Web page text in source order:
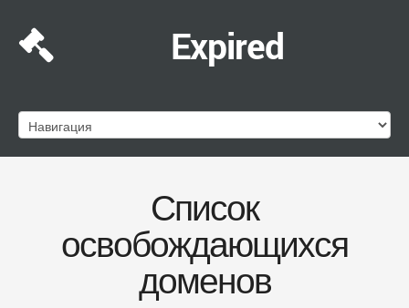
Expired
Список
освобождающихся
доменов